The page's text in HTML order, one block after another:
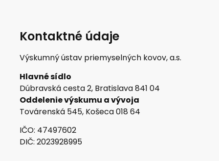
Kontaktné údaje
Výskumný ústav priemyselných kovov, a.s.
Hlavné sídlo
Dúbravská cesta 2, Bratislava 841 04
Oddelenie výskumu a vývoja
Továrenská 545, Košeca 018 64
IČO: 47497602
DIČ: 2023928995